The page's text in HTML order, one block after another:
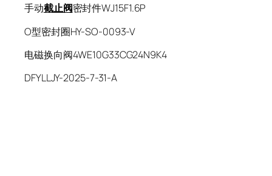
手动截止阀密封件WJ15F1.6P
O型密封圈HY-SO-0093-V
电磁换向阀4WE10G33CG24N9K4
DFYLLJY-2025-7-31-A